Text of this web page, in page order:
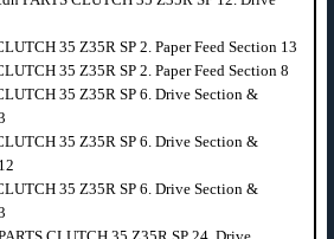
35 Z35R SP 2. Paper Feed Section 13
35 Z35R SP 2. Paper Feed Section 8
35 Z35R SP 6. Drive Section &
35 Z35R SP 6. Drive Section &
35 Z35R SP 6. Drive Section &